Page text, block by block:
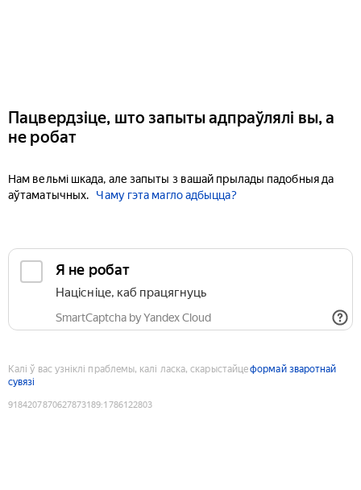
Пацвердзіце, што запыты адпраўлялі вы, а
не робат
Нам вельмі шкада, але запыты з вашай прылады падобныя да
аўтаматычных.
Чаму гэта магло адбыцца?
Я не робат
Націсніце, каб працягнуць
SmartCaptcha by Yandex Cloud
Калі ў вас узніклі праблемы, калі ласка, скарыстайцеформай зваротнай
сувязі
9184207870627873189:1786122803